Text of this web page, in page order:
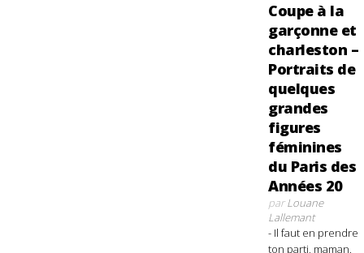
Coupe à la
garçonne et
charleston –
Portraits de
quelques
grandes
figures
féminines
du Paris des
Années 20
parLouane
Lallemant
- Il faut en prendre
ton parti, maman.